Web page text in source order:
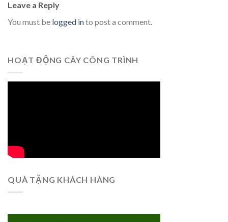
Leave a Reply
You must be logged into post a comment.
HOẠT ĐỘNG CÂY CÔNG TRÌNH
QUÀ TẶNG KHÁCH HÀNG